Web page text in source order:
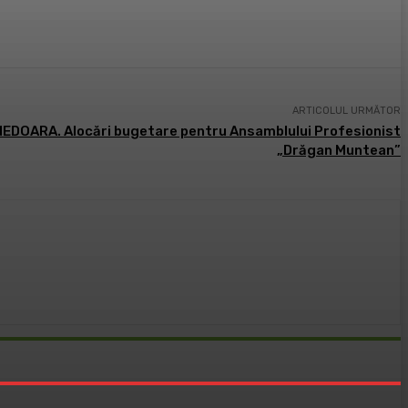
ARTICOLUL URMĂTOR
Alocări bugetare pentru Ansamblului Profesionist
„Drăgan Muntean”